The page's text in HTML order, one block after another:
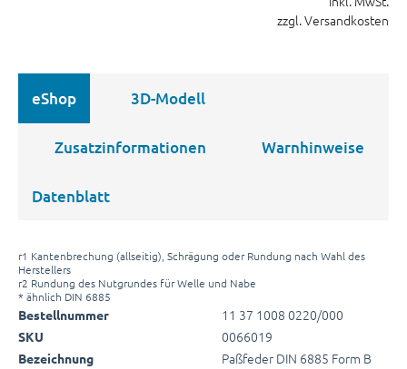
zzgl. Versandkosten
eShop 3D-Modell
Zusatzinformationen Warnhinweise
Datenblatt
r1 Kantenbrechung (allseitig), Schrägung oder Rundung nach Wahl des
Herstellers
r2 Rundung des Nutgrundes für Welle und Nabe
* ähnlich DIN 6885
Bestellnummer 11 37 1008 0220/000
SKU 0066019
Bezeichnung
Paßfeder DIN 6885 Form B